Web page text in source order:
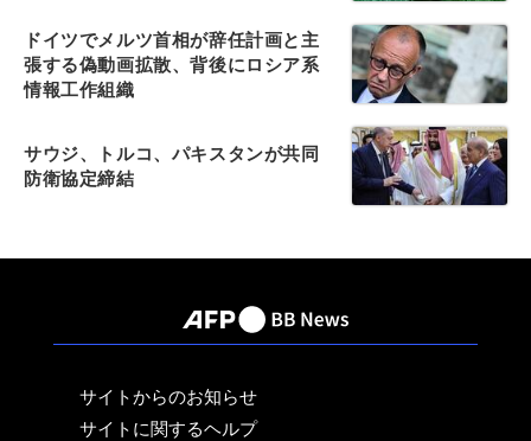
ドイツでメルツ首相が辞任計画と主
張する偽動画拡散、背後にロシア系
情報工作組織
サウジ、トルコ、パキスタンが共同
防衛協定締結
サイトからのお知らせ
サイトに関するヘルプ